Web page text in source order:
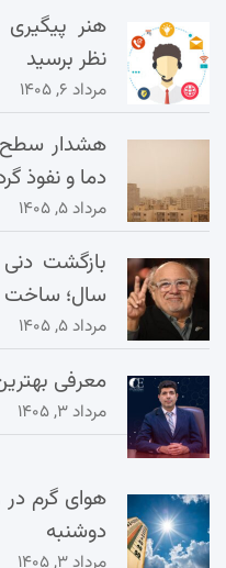
هنر
نظر برسید
مرداد ۶, ۱۴۰۵
هشدار سطح
دما و نفوذ
مرداد ۵, ۱۴۰۵
سال؛ ساخت
مرداد ۵, ۱۴۰۵
معرفی
مرداد ۳, ۱۴۰۵
هوای گرم در
دوشنبه